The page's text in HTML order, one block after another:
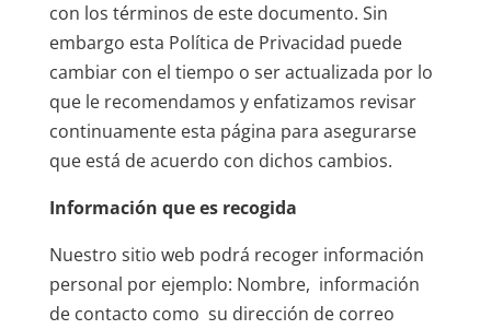
con los términos de este documento. Sin
embargo esta Política de Privacidad puede
cambiar con el tiempo o ser actualizada por lo
que le recomendamos y enfatizamos revisar
continuamente esta página para asegurarse
que está de acuerdo con dichos cambios.
Información que es recogida
Nuestro sitio web podrá recoger información
personal por ejemplo: Nombre, información
de contacto como su dirección de correo